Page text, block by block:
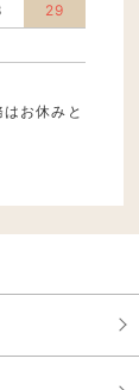
29
お休みと